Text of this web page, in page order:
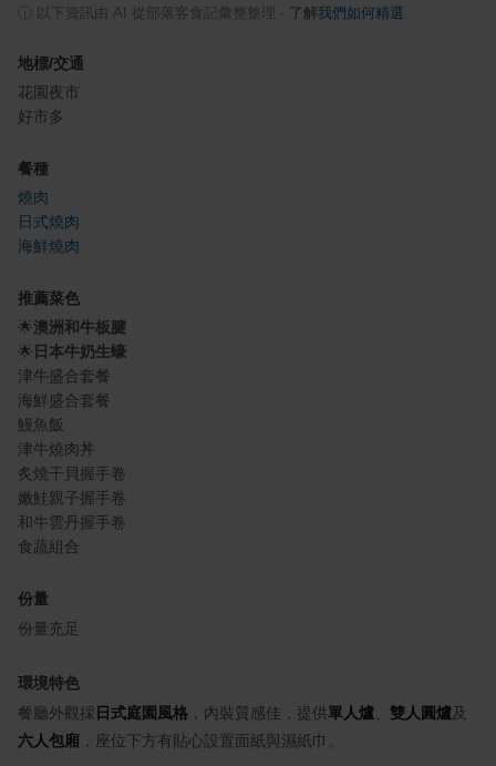
以下資訊由 AI 從部落客食記彙整整理 了解我們如何精選
地標/交通
花園夜市
好市多
餐種
燒肉
日式燒肉
海鮮燒肉
推薦菜色
🌟澳洲和牛板腱
🌟 日本牛奶生蠔
津牛盛合套餐
海鮮盛合套餐
鰻魚飯
津牛燒肉丼
炙燒干貝握手卷
嫩鮭親子握手卷
和牛雲丹握手卷
食蔬組合
份量
份量充足
環境特色
餐廳外觀採 日式庭園風格 ，內裝質感佳，提供單人爐、 雙人圓爐及
六人包廂 ，座位下方有貼心設置面紙與濕紙巾。